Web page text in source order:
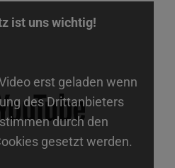
ist uns wichtig!
erst geladen wenn
des Drittanbieters
durch den
gesetzt werden.